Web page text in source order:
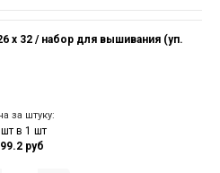
х 32 / набор для вышивания (уп.
за штуку:
в 1 шт
руб